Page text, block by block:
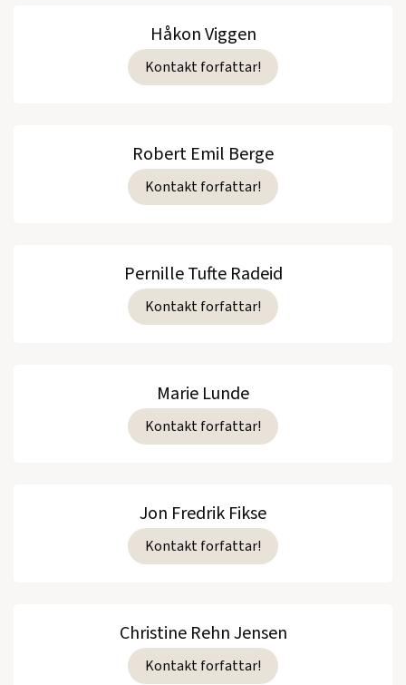
Håkon Viggen
Kontakt forfattar!
Robert Emil Berge
Kontakt forfattar!
Pernille Tufte Radeid
Kontakt forfattar!
Marie Lunde
Kontakt forfattar!
Jon Fredrik Fikse
Kontakt forfattar!
Christine Rehn Jensen
Kontakt forfattar!